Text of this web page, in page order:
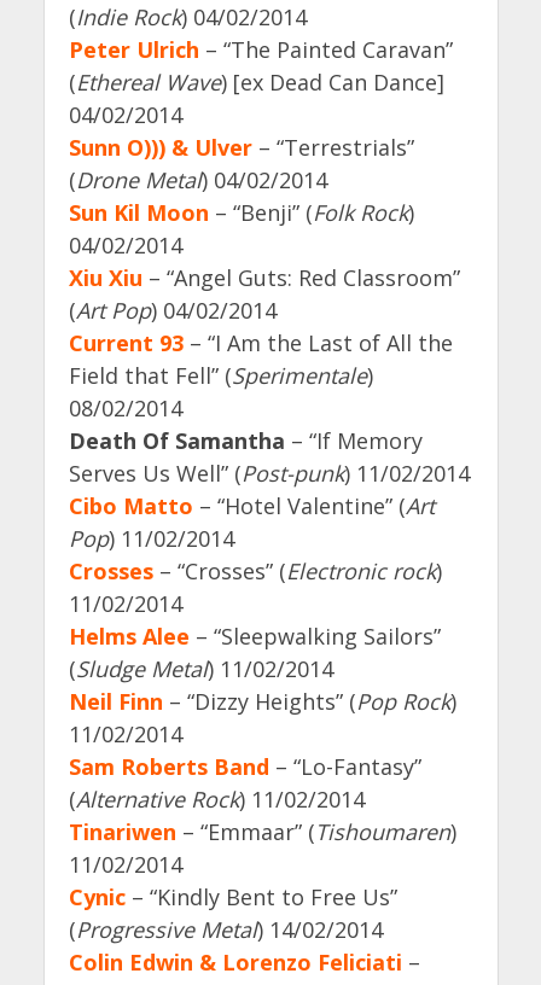
(Indie Rock) 04/02/2014
Peter Ulrich – “The Painted Caravan”
(Ethereal Wave) [ex Dead Can Dance]
04/02/2014
Sunn O))) & Ulver – “Terrestrials”
(Drone Metal) 04/02/2014
Sun Kil Moon – “Benji” (Folk Rock)
04/02/2014
Xiu Xiu – “Angel Guts: Red Classroom”
(Art Pop) 04/02/2014
Current 93– “I Am the Last of All the
Field that Fell” (Sperimentale)
08/02/2014
Death Of Samantha – “If Memory
Serves Us Well” (Post-punk) 11/02/2014
Cibo Matto – “Hotel Valentine” (Art
Pop) 11/02/2014
Crosses– “Crosses” (Electronic rock)
11/02/2014
Helms Alee – “Sleepwalking Sailors”
(Sludge Metal) 11/02/2014
Neil Finn – “Dizzy Heights” (Pop Rock)
11/02/2014
Sam Roberts Band – “Lo-Fantasy”
(Alternative Rock) 11/02/2014
Tinariwen – “Emmaar” (Tishoumaren)
11/02/2014
Cynic– “Kindly Bent to Free Us”
(Progressive Metal) 14/02/2014
Colin Edwin & Lorenzo Feliciati –